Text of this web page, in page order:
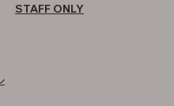
STAFF ONLY